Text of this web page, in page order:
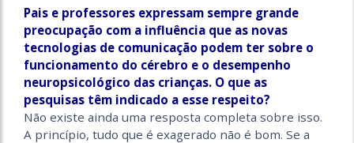
Pais e professores expressam sempre grande
preocupação com a influência que as novas
tecnologias de comunicação podem ter sobre o
funcionamento do cérebro e o desempenho
neuropsicológico das crianças. O que as
pesquisas têm indicado a esse respeito?
Não existe ainda uma resposta completa sobre isso.
A princípio, tudo que é exagerado não é bom. Se a